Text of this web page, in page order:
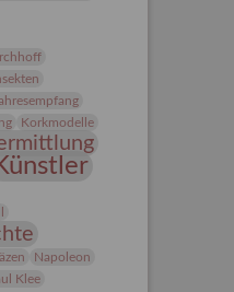
Korkmodelle
Napoleon
Klee